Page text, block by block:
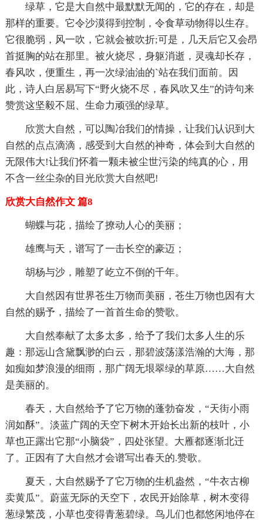
绿草，它是大自然中最默默无闻的，它的存在，却是
那样的重要。它令沙漠得到控制，令食草动物得以生存。
它很脆弱，风一吹，它就会被吹折;可是，几天后它又会昂
首挺胸的站在那里。被火烧尽，身躯消逝，灵魂却长存，
春风吹，便重生，再一次绿油油的`站在我们面前。因
此，诗人白居易写下“野火烧不尽，春风吹又生”的诗句来
赞赏这坚毅不屈、生命力顽强的绿草。
欣赏大自然，可以陶冶我们的情操，让我们认识到大
自然的点点滴滴，感受到大自然的神奇，体会到大自然的
无限伟大!让我们怀着一颗未被尘世污染的纯真的心，用
不含一丝尘杂的目光欣赏大自然吧!
欣赏大自然作文 篇8
蝴蝶与花，描绘了撩动人心的美丽；
雄鹰与天，谱写了一击长空的豪迈；
胡杨与沙，雕塑了屹立不倒的千年。
大自然因有世界苍生万物而美丽，苍生万物也因有大
自然的赐予，描绘了一首首生命的赞歌。
大自然奉献了太多太多，给予了我们太多人生的乐
趣：那远山含黛飘渺的白云，那碧波荡漾浩瀚的大海，那
如痴如梦浪漫的细雨，那广阔无垠翠绿的草原……大自然
是美丽的。
春天，大自然给予了它万物的蓬勃奋发，“天街小雨
润如酥”。淡蓝广阔的天空下树木开始长出新的枝叶，小
草也正露出它那“小脑袋”，四处张望。大雁都逐渐北迁
了。正因有了大自然才会谱写出春天的.赞歌。
夏天，大自然赐予了它万物的生机盎然，“牛衣古柳
卖黄瓜”。蔚蓝无际的天空下，农民开始除草，树木变得
葱绿繁茂，小草也变得青葱碧绿。鸟儿们也都悠闲地停在